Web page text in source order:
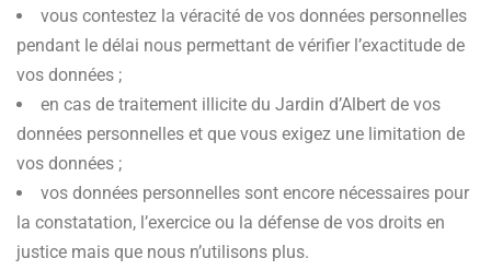
vous contestez la véracité de vos données personnelles
pendant le délai nous permettant de vérifier l’exactitude de
vos données ;
en cas de traitement illicite du Jardin d’Albert de vos
données personnelles et que vous exigez une limitation de
vos données ;
vos données personnelles sont encore nécessaires pour
la constatation, l’exercice ou la défense de vos droits en
justice mais que nous n’utilisons plus.